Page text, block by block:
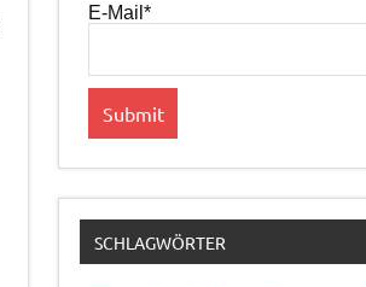
E-Mail*
SCHLAGWÖRTER